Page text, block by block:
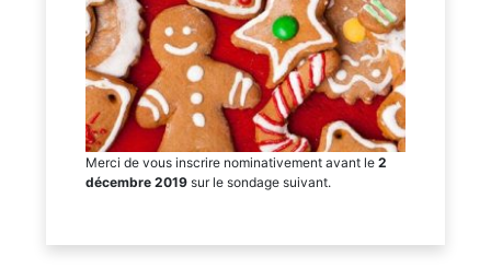
Merci de vous inscrire nominativement avant le 2
décembre 2019 sur le sondage suivant.